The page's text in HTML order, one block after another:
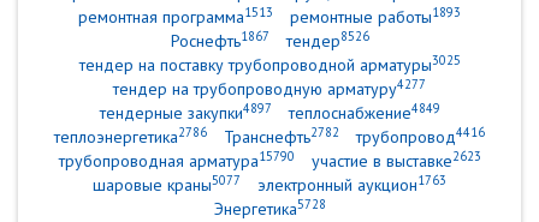
ремонтная программа1513 ремонтные работы1893
Роснефть1867 тендер8526
тендер на поставку трубопроводной арматуры3025
тендер на трубопроводную арматуру4277
тендерные закупки4897 теплоснабжение4849
теплоэнергетика2786 Транснефть2782 трубопровод4416
трубопроводная арматура15790 участие в выставке2623
шаровые краны5077 электронный аукцион1763
Энергетика5728